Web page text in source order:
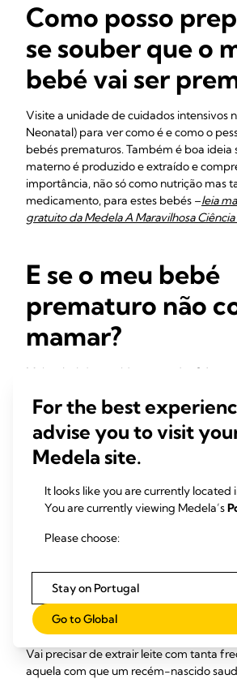
Como posso
se souber que o
bebé vai ser
Visite a unidade de cuidados intensivos
Neonatal) para ver como é e como o
bebés prematuros. Também é boa ideia
materno é produzido e extraído e
importância, não só como nutrição mas
medicamento, para estes bebés –leia
gratuito da Medela A Maravilhosa
E se o meu bebé
prematuro não
mamar?
Muitos bebés nascidos antes das 34
respiração. Até o seu bebé estar pronto,
colocam suavemente um tubo na
nariz ou da boca, para o alimentarem.
alimentação do seu bebé podem ser
Se o seu bebé estiver demasiado fraco
leite do seu hospital ou maternidade
na investigação{20} – que imita os
bebés humanos – durante as primeiras
importante para ajudar a iniciar e a
de leite.
Vai precisar de extrair leite com tanta
aquela com que um recém-nascido
For the best
advise you to visit
Medela site.
It looks like you are currently located
You are currently viewing Medela’s
Please choose:
Stay on Portugal
Go to Global